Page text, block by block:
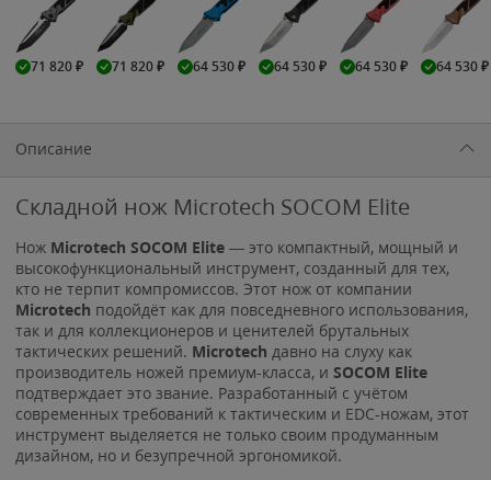
71 820₽ 71 820₽ 64 530₽ 64 530₽ 64 530₽ 64 530₽
Описание
Складной нож Microtech SOCOM Elite
Нож Microtech SOCOM Elite — это компактный, мощный и
высокофункциональный инструмент, созданный для тех,
кто не терпит компромиссов. Этот нож от компании
Microtech подойдёт как для повседневного использования,
так и для коллекционеров и ценителей брутальных
тактических решений. Microtech давно на слуху как
производитель ножей премиум-класса, и SOCOM Elite
подтверждает это звание. Разработанный с учётом
современных требований к тактическим и EDC-ножам, этот
инструмент выделяется не только своим продуманным
дизайном, но и безупречной эргономикой.